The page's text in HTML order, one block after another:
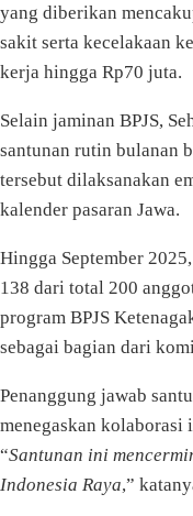
yang diberikan
sakit serta kecelakaan
kerja hingga Rp70 juta.
Selain jaminan BPJS,
santunan rutin bulanan
tersebut dilaksanakan
kalender pasaran Jawa.
Hingga September
138 dari total 200
program BPJS
sebagai bagian dari
Penanggung jawab
menegaskan
“Santunan ini
Indonesia Raya,”